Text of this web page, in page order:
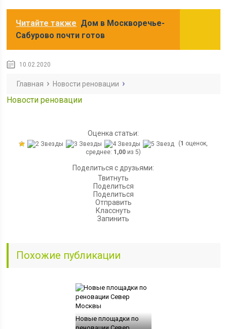
Читайте также Дом в Москворечье-
Сабурово почти готов
10.02.2020
Главная Новости реновации
Новости реновации
Оценка статьи:
(1 оценок,
среднее: 1,00 из 5)
Поделиться с друзьями:
Твитнуть
Поделиться
Поделиться
Отправить
Класснуть
Запинить
Похожие публикации
Новые площадки по